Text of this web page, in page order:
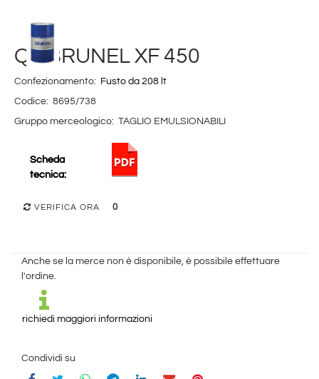
Q8 BRUNEL XF 450
Confezionamento:
Fusto da 208 lt
Codice: 8695/738
Gruppo merceologico: TAGLIO EMULSIONABILI
Scheda
tecnica:
VERIFICA ORA 0
Anche se la merce non è disponibile, è possibile effettuare
l'ordine.
richiedi maggiori informazioni
Condividi su